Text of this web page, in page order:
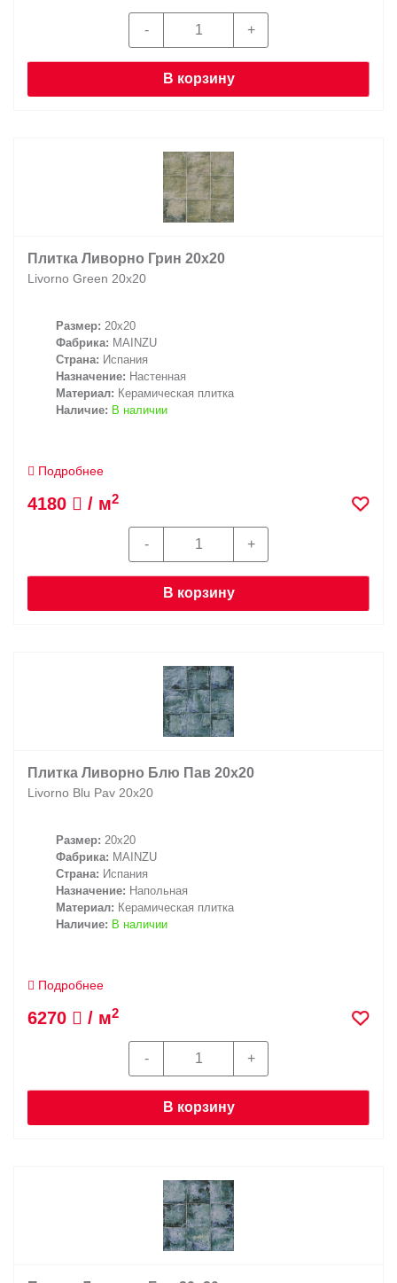
В корзину
Плитка Ливорно Грин 20х20
Livorno Green 20х20
Размер: 20x20
Фабрика: MAINZU
Страна: Испания
Назначение: Настенная
Материал: Керамическая плитка
Наличие: В наличии
Подробнее
4180 / м2
В корзину
Плитка Ливорно Блю Пав 20х20
Livorno Blu Pav 20х20
Размер: 20x20
Фабрика: MAINZU
Страна: Испания
Назначение: Напольная
Материал: Керамическая плитка
Наличие: В наличии
Подробнее
6270 / м2
В корзину